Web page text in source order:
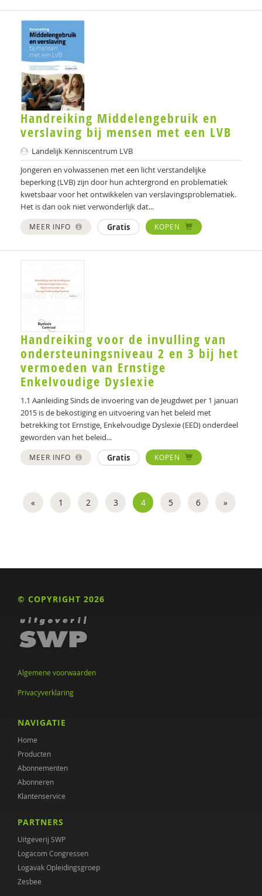
Handreiking Middelengebruik en
verslaving bij mensen met een LVB
Landelijk Kenniscentrum LVB
Jongeren en volwassenen met een licht verstandelijke
beperking (LVB) zijn door hun achtergrond en problematiek
kwetsbaar voor het ontwikkelen van verslavingsproblematiek.
Het is dan ook niet verwonderlijk dat...
MEER INFO Gratis KOPEN
Handreiking voor de invulling van
ondersteuningsniveau 2 en 3 bij het
vermoeden van Ernstige
Enkelvoudige Dyslexie
1.1 Aanleiding Sinds de invoering van de Jeugdwet per 1 januari
2015 is de bekostiging en uitvoering van het beleid met
betrekking tot Ernstige, Enkelvoudige Dyslexie (EED) onderdeel
geworden van het beleid...
MEER INFO Gratis KOPEN
« 1 2 3 4 5 6 »
© COPYRIGHT 2026
Algemene voorwaarden
Privacyverklaring
NAVIGATIE
Home
Producten
Abonnementen
Abonneren
Klantenservice
PARTNERS
Uitgeverij SWP
Logacom Congressen
Logavak Opleidingsgroep
Zesbee